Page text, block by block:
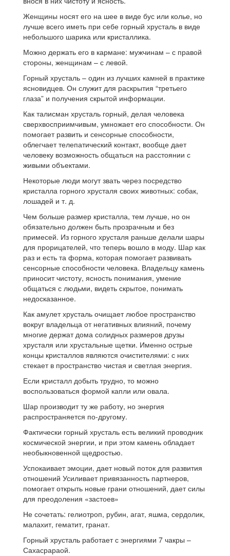
Женщины носят его на шее в виде бус или колье, но
лучше всего иметь при себе горный хрусталь в виде
небольшого шарика или кристаллика.
Можно держать его в кармане: мужчинам – с правой
стороны, женщинам – с левой.
Горный хрусталь – один из лучших камней в практике
ясновидцев. Он служит для раскрытия “третьего
глаза” и получения скрытой информации.
Как талисман хрусталь горный, делая человека
сверхвосприимчивым, умножает его способности. Он
помогает развить и сенсорные способности,
облегчает телепатический контакт, вообще дает
человеку возможность общаться на расстоянии с
живыми объектами.
Некоторые люди могут звать через посредство
кристалла горного хрусталя своих животных: собак,
лошадей и т. д.
Чем больше размер кристалла, тем лучше, но он
обязательно должен быть прозрачным и без
примесей. Из горного хрусталя раньше делали шары
для прорицателей, что теперь вошло в моду. Шар как
раз и есть та форма, которая помогает развивать
сенсорные способности человека. Владельцу камень
приносит чистоту, ясность понимания, умение
общаться с людьми, видеть скрытое, понимать
недосказанное.
Как амулет хрусталь очищает любое пространство
вокруг владельца от негативных влияний, почему
многие держат дома солидных размеров друзы
хрусталя или хрустальные щетки. Именно острые
концы кристаллов являются очистителями: с них
стекает в пространство чистая и светлая энергия.
Если кристалл добыть трудно, то можно
воспользоваться формой капли или овала.
Шар производит ту же работу, но энергия
распространяется по-другому.
Фактически горный хрусталь есть великий проводник
космической энергии, и при этом камень обладает
необыкновенной щедростью.
Успокаивает эмоции, дает новый поток для развития
отношений Усиливает привязанность партнеров,
помогает открыть новые грани отношений, дает силы
для преодоления «застоев»
Не сочетать: гелиотроп, рубин, агат, яшма, сердолик,
малахит, гематит, гранат.
Горный хрусталь работает с энергиями 7 чакры –
Сахасрараой.